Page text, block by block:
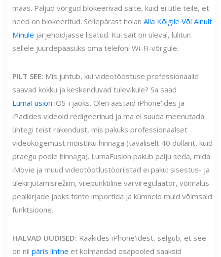
maas. Paljud võrgud blokeerivad saite, kuid ei ütle teile, et
need on blokeeritud. Sellepärast hoian Alla Kõigile Või Ainult
Minule järjehoidjasse lisatud. Kui sait on üleval, lülitun
sellele juurdepääsuks oma telefoni Wi-Fi-võrgule.
PILT SEE: Mis juhtub, kui videotööstuse professionaalid
saavad kokku ja keskenduvad tulevikule? Sa saad
LumaFusion iOS-i jaoks. Olen aastaid iPhone'ides ja
iPadides videoid redigeerinud ja ma ei suuda meenutada
ühtegi teist rakendust, mis pakuks professionaalset
videokogemust mõistliku hinnaga (tavaliselt 40 dollarit, kuid
praegu poole hinnaga). LumaFusion pakub palju seda, mida
iMovie ja muud videotöötlustööriistad ei paku: sisestus- ja
ülekirjutamisrežiim, viiepunktiline värviregulaator, võimalus
pealkirjade jaoks fonte importida ja kümneid muid võimsaid
funktsioone.
HALVAD UUDISED: Rääkides iPhone'idest, selgub, et see
on nii päris lihtne et kolmandad osapooled saaksid